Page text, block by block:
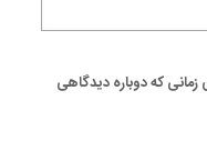
زمانی که دوباره دیدگاهی